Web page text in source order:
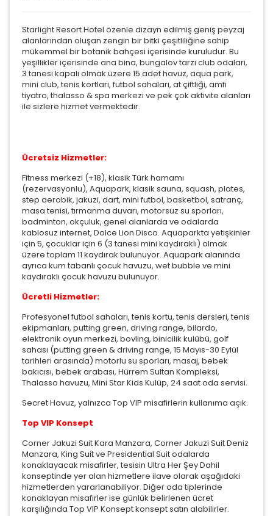
Starlight Resort Hotel özenle dizayn edilmiş geniş peyzaj
alanlarından oluşan zengin bir bitki çeşitliliğine sahip
mükemmel bir botanik bahçesi içerisinde kuruludur. Bu
yeşillikler içerisinde ana bina, bungalov tarzı club odaları,
3 tanesi kapalı olmak üzere 15 adet havuz, aqua park,
mini club, tenis kortları, futbol sahaları, at çiftliği, amfi
tiyatro, thalasso & spa merkezi ve pek çok aktivite alanları
ile sizlere hizmet vermektedir.
Ücretsiz Hizmetler:
Fitness merkezi (+18), klasik Türk hamamı
(rezervasyonlu), Aquapark, klasik sauna, squash, plates,
step aerobik, jakuzi, dart, mini futbol, basketbol, satranç,
masa tenisi, tırmanma duvarı, motorsuz su sporları,
badminton, okçuluk, genel alanlarda ve odalarda
kablosuz internet, Dolce Lion Disco. Aquaparkta yetişkinler
için 5, çocuklar için 6 (3 tanesi mini kaydıraklı) olmak
üzere toplam 11 kaydırak bulunuyor. Aquapark alanında
ayrıca kum tabanlı çocuk havuzu, wet bubble ve mini
kaydıraklı çocuk havuzu bulunuyor.
Ücretli Hizmetler:
Profesyonel futbol sahaları, tenis kortu, tenis dersleri, tenis
ekipmanları, putting green, driving range, bilardo,
elektronik oyun merkezi, bovling, binicilik kulübü, golf
sahası (putting green & driving range, 15 Mayıs-30 Eylül
tarihleri arasında) motorlu su sporları, masaj, bebek
bakıcısı, bebek arabası, Hürrem Sultan Kompleksi,
Thalasso havuzu, Mini Star Kids Kulüp, 24 saat oda servisi.
Secret Havuz, yalnızca Top VIP misafirlerin kullanıma açık.
Top VIP Konsept
Corner Jakuzi Suit Kara Manzara, Corner Jakuzi Suit Deniz
Manzara, King Suit ve Presidential Suit odalarda
konaklayacak misafirler, tesisin Ultra Her Şey Dahil
konseptinde yer alan hizmetlere ilave olarak aşağıdaki
hizmetlerden yararlanabiliyor. Diğer oda tiplerinde
konaklayan misafirler ise günlük belirlenen ücret
karşılığında Top VIP Konsept konsept satın alabilirler.